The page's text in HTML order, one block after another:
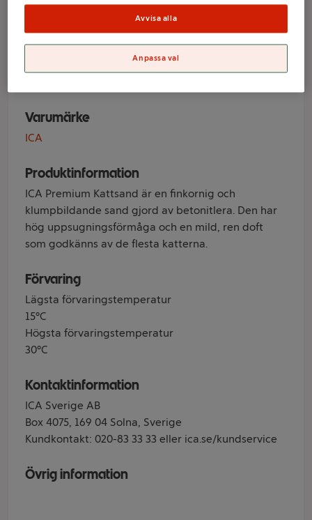
Parfymerad 6l
ICA
Varumärke
ICA
Produktinformation
ICA Premium Kattsand är en finkornig och
klumpbildande sand gjord av betonitlera. Den har
hög uppsugningsförmåga och en mild, ren doft
som godkänns av de flesta katterna.
Förvaring
Lägsta förvaringstemperatur
15°C
Högsta förvaringstemperatur
30°C
Kontaktinformation
ICA Sverige AB
Box 4075, 169 04 Solna, Sverige
Kundkontakt: 020-83 33 33 eller ica.se/kundservice
Övrig information
Avvisa alla
Anpassa val